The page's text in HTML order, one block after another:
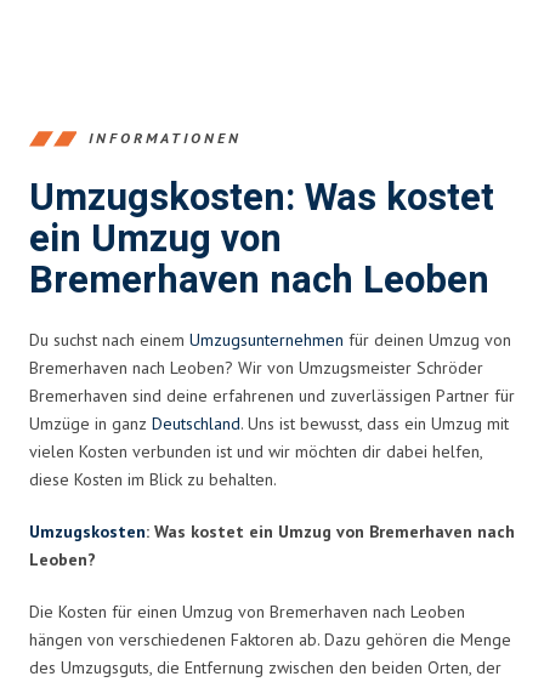
INFORMATIONEN
Umzugskosten: Was kostet
ein Umzug von
Bremerhaven nach Leoben
Du suchst nach einem Umzugsunternehmen für deinen Umzug von
Bremerhaven nach Leoben? Wir von Umzugsmeister Schröder
Bremerhaven sind deine erfahrenen und zuverlässigen Partner für
Umzüge in ganz Deutschland. Uns ist bewusst, dass ein Umzug mit
vielen Kosten verbunden ist und wir möchten dir dabei helfen,
diese Kosten im Blick zu behalten.
Umzugskosten: Was kostet ein Umzug von Bremerhaven nach
Leoben?
Die Kosten für einen Umzug von Bremerhaven nach Leoben
hängen von verschiedenen Faktoren ab. Dazu gehören die Menge
des Umzugsguts, die Entfernung zwischen den beiden Orten, der